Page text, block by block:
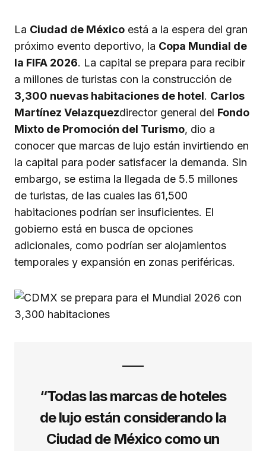
La Ciudad de México está a la espera del gran
próximo evento deportivo, la Copa Mundial de
la FIFA 2026. La capital se prepara para recibir
a millones de turistas con la construcción de
3,300 nuevas habitaciones de hotel. Carlos
Martínez Velazquezdirector general del Fondo
Mixto de Promoción del Turismo, dio a
conocer que marcas de lujo están invirtiendo en
la capital para poder satisfacer la demanda. Sin
embargo, se estima la llegada de 5.5 millones
de turistas, de las cuales las 61,500
habitaciones podrían ser insuficientes. El
gobierno está en busca de opciones
adicionales, como podrían ser alojamientos
temporales y expansión en zonas periféricas.
“Todas las marcas de hoteles
de lujo están considerando la
Ciudad de México como un